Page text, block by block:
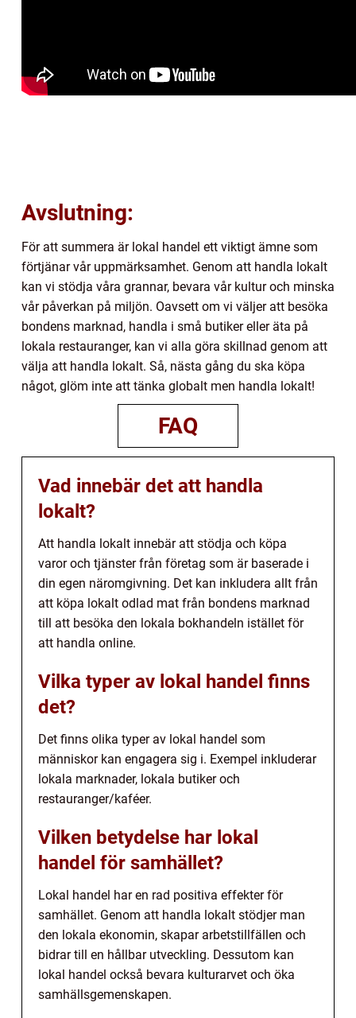
Avslutning:
För att summera är lokal handel ett viktigt ämne som
förtjänar vår uppmärksamhet. Genom att handla lokalt
kan vi stödja våra grannar, bevara vår kultur och minska
vår påverkan på miljön. Oavsett om vi väljer att besöka
bondens marknad, handla i små butiker eller äta på
lokala restauranger, kan vi alla göra skillnad genom att
välja att handla lokalt. Så, nästa gång du ska köpa
något, glöm inte att tänka globalt men handla lokalt!
FAQ
Vad innebär det att handla
lokalt?
Att handla lokalt innebär att stödja och köpa
varor och tjänster från företag som är baserade i
din egen näromgivning. Det kan inkludera allt från
att köpa lokalt odlad mat från bondens marknad
till att besöka den lokala bokhandeln istället för
att handla online.
Vilka typer av lokal handel finns
det?
Det finns olika typer av lokal handel som
människor kan engagera sig i. Exempel inkluderar
lokala marknader, lokala butiker och
restauranger/kaféer.
Vilken betydelse har lokal
handel för samhället?
Lokal handel har en rad positiva effekter för
samhället. Genom att handla lokalt stödjer man
den lokala ekonomin, skapar arbetstillfällen och
bidrar till en hållbar utveckling. Dessutom kan
lokal handel också bevara kulturarvet och öka
samhällsgemenskapen.